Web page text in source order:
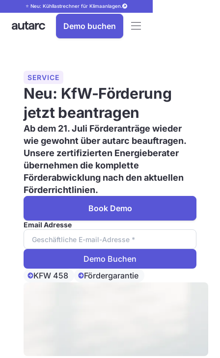
⭐ Neu: Kühllastrechner für Klimaanlagen.
Demo buchen
SERVICE
Neu: KfW-Förderung
jetzt beantragen
Ab dem 21. Juli Förderanträge wieder
wie gewohnt über autarc beauftragen.
Unsere zertifizierten Energieberater
übernehmen die komplette
Förderabwicklung nach den aktuellen
Förderrichtlinien.
Book Demo
Email Adresse
KFW 458 Fördergarantie